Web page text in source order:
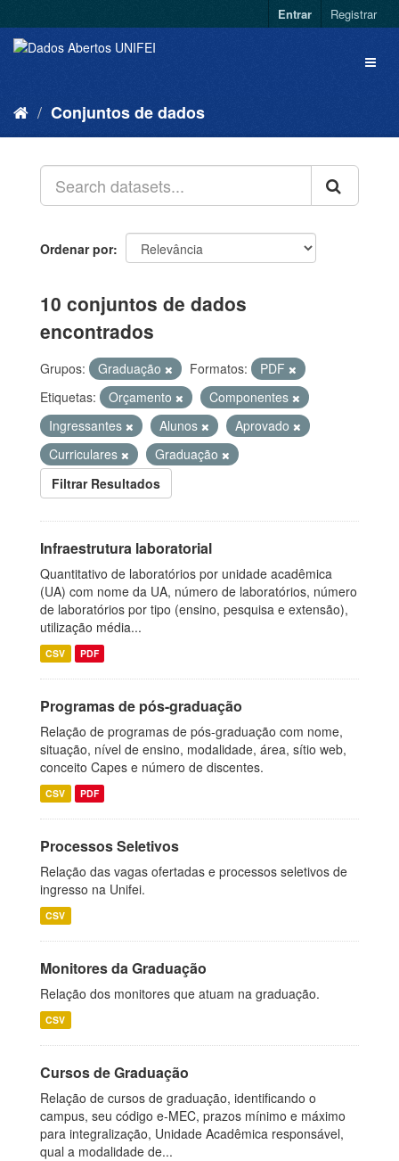
Entrar Registrar
Conjuntos de dados
Ordenar por
10 conjuntos de dados
encontrados
Grupos: Graduação Formatos:
PDF
Etiquetas:
Orçamento
Componentes
Ingressantes
Alunos
Aprovado
Curriculares
Graduação
Filtrar Resultados
Infraestrutura laboratorial
Quantitativo de laboratórios por unidade acadêmica
(UA) com nome da UA, número de laboratórios, número
de laboratórios por tipo (ensino, pesquisa e extensão),
utilização média...
CSV PDF
Programas de pós-graduação
Relação de programas de pós-graduação com nome,
situação, nível de ensino, modalidade, área, sítio web,
conceito Capes e número de discentes.
CSV PDF
Processos Seletivos
Relação das vagas ofertadas e processos seletivos de
ingresso na Unifei.
CSV
Monitores da Graduação
Relação dos monitores que atuam na graduação.
CSV
Cursos de Graduação
Relação de cursos de graduação, identificando o
campus, seu código e-MEC, prazos mínimo e máximo
para integralização, Unidade Acadêmica responsável,
qual a modalidade de...